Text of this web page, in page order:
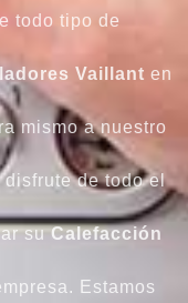
todo tipo de
Vaillant en
mismo a nuestro
de todo el
suCalefacción
Estamos